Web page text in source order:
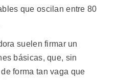
que oscilan entre 80
suelen firmar un
básicas, que, sin
forma tan vaga que